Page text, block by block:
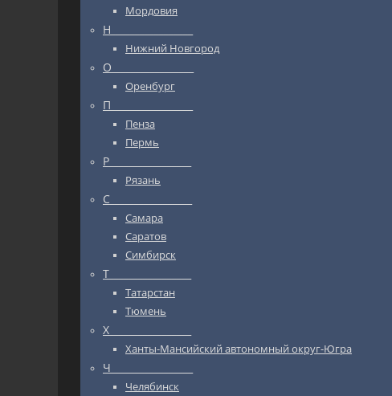
Мордовия
Н_________________
Нижний Новгород
О_________________
Оренбург
П_________________
Пенза
Пермь
Р_________________
Рязань
С_________________
Самара
Саратов
Симбирск
Т_________________
Татарстан
Тюмень
Х_________________
Ханты-Мансийский автономный округ-Югра
Ч_________________
Челябинск